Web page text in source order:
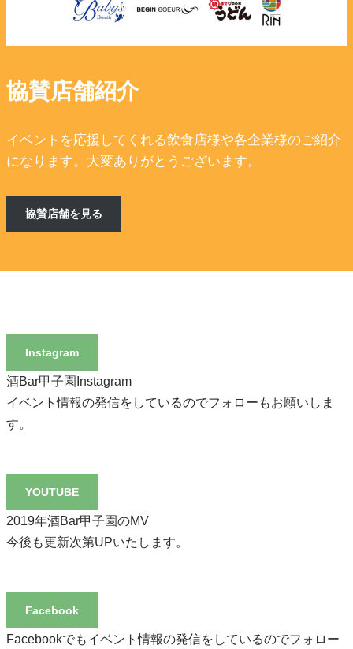
協賛店舗紹介
イベントを応援してくれる飲食店様や各企業様のご紹介
になります。大変ありがとうございます。
協賛店舗を見る
Instagram
酒Bar甲子園Instagram
イベント情報の発信をしているのでフォローもお願いしま
す。
YOUTUBE
2019年酒Bar甲子園のMV
今後も更新次第UPいたします。
Facebook
Facebookでもイベント情報の発信をしているのでフォロー